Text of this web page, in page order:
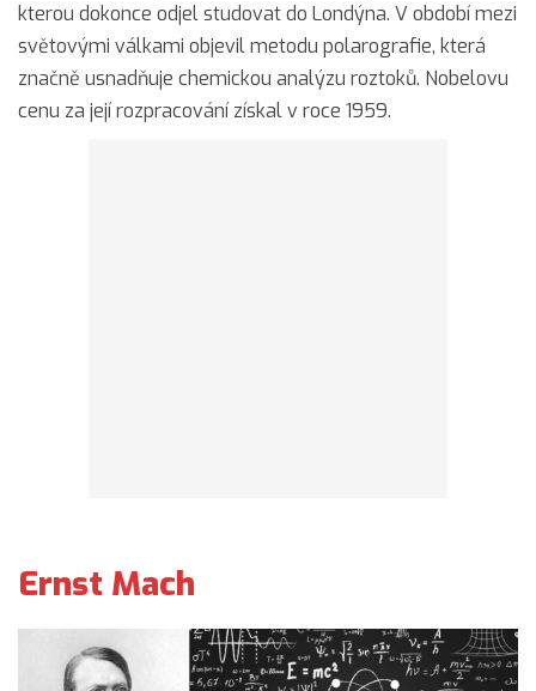
kterou dokonce odjel studovat do Londýna. V období mezi
světovými válkami objevil metodu polarografie, která
značně usnadňuje chemickou analýzu roztoků. Nobelovu
cenu za její rozpracování získal v roce 1959.
Ernst Mach